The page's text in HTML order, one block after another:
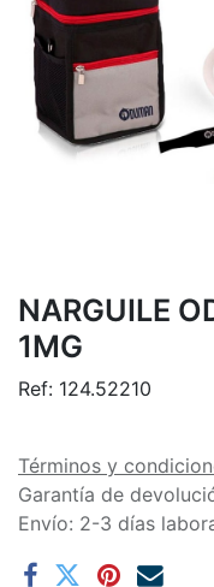
NARGUILE
1MG
Ref: 124.52210
Términos y
Garantía de
Envío: 2-3 días